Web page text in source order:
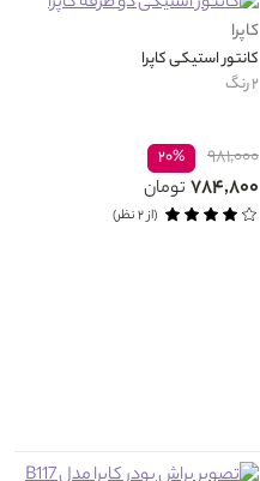
کاپرا
کانتور استیکی کاپرا
۲ رنگ
۹۸۱,۰۰۰ ۲۰%
۷۸۴,۸۰۰ تومان
(از ۲ نظر)